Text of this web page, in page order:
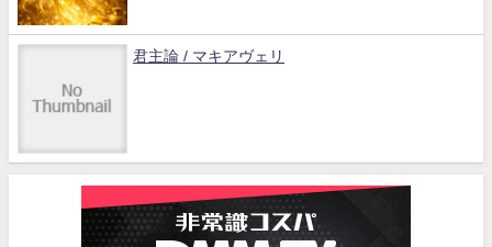
君主論 / マキアヴェリ